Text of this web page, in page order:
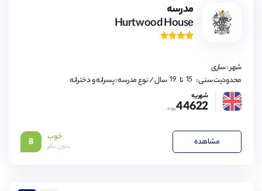
مدرسه
Hurtwood House
شهر : ساری
محدودیت سنی :
18,
19
تا 19 سال/ نوع مدرسه : پسرانه و دخترانه
شهریه
44622پوند
مشاهده 8 خوب
بدون نظر